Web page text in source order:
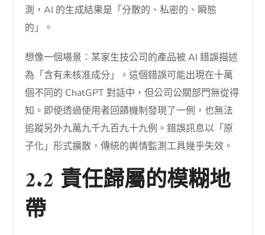
測，AI 的生成結果是「分散的、私密的、瞬態
的」。
想像一個場景：某家生技公司的產品被 AI 錯誤描述
為「含有未核准成分」。這個錯誤可能出現在十萬
個不同的 ChatGPT 對話中，但公司公關部門無從得
知。即使透過使用者回饋機制發現了一例，也無法
追蹤另外九萬九千九百九十九例。錯誤訊息以「原
子化」形式擴散，傳統的輿情監測工具幾乎失效。
2.2 責任歸屬的模糊地
帶